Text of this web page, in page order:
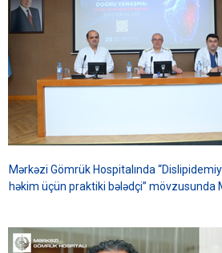
Mərkəzi Gömrük Hospitalında
həkim üçün praktiki bələdçi” mövzusunda